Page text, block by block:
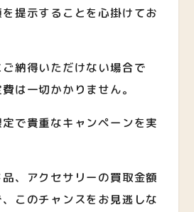
提示することを心掛けてお
納得いただけない場合で
は一切かかりません。
で貴重なキャンペーンを実
、アクセサリーの買取金額
このチャンスをお見逃しな